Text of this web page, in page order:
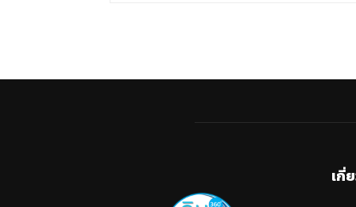
เกี่